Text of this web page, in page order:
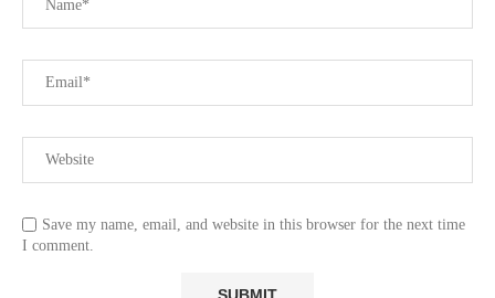
Save my name, email, and website in this browser for the next time
I comment.